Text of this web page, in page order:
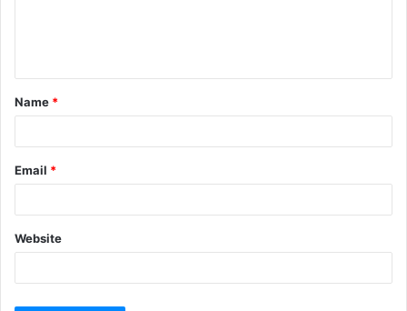
Name *
Email *
Website